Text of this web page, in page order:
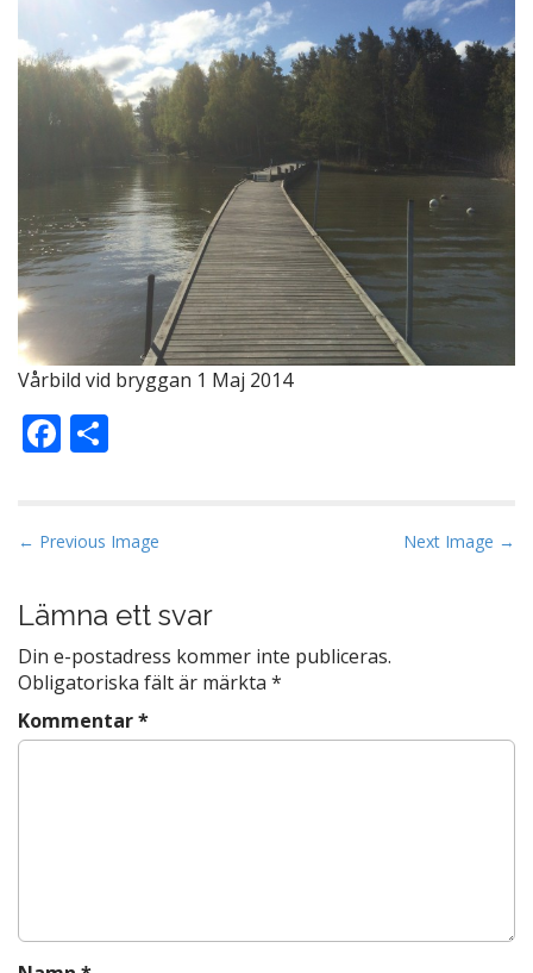
Vårbild vid bryggan 1 Maj 2014
F
ac
b
o
k
P
s
t
n
a
v
n
← Previous Image Next Image →
Lämna ett svar
Din e-postadress kommer inte publiceras.
Obligatoriska fält är märkta *
Kommentar*